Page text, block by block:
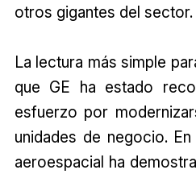
otros gigantes del sector.
La lectura más simple
que GE ha estado
esfuerzo por
unidades de negocio.
aeroespacial ha